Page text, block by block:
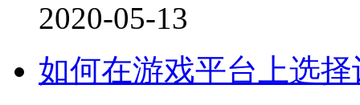
2020-05-13
如何在游戏平台上选择